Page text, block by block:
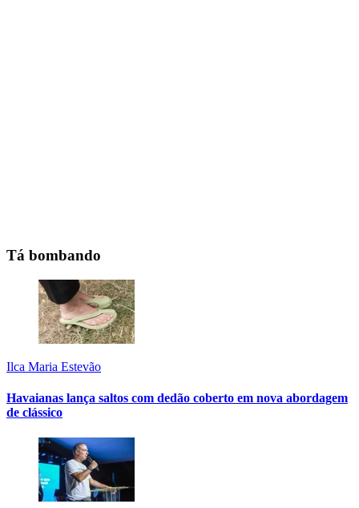
Tá bombando
Ilca Maria Estevão
Havaianas lança saltos com dedão coberto em nova abordagem
de clássico